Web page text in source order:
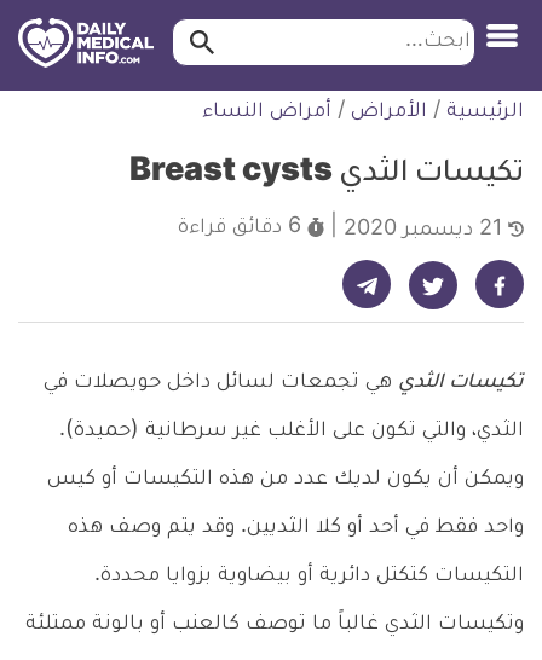
التخطي
للمحتوى
ابحث ابحث…
الرئيسية / الأمراض / أمراض النساء
تكيسات الثدي Breast cysts
6 دقائق قراءة
شارك على فيسبوك - ديلي ميديكال انفو شارك على تويتر - ديلي ميديكال انفو شارك على تيليجرام - ديلي ميديكال انفو
تكيسات الثدي هي تجمعات لسائل داخل حويصلات في
الثدي، والتي تكون على الأغلب غير سرطانية (حميدة).
ويمكن أن يكون لديك عدد من هذه التكيسات أو كيس
واحد فقط في أحد أو كلا الثديين. وقد يتم وصف هذه
التكيسات كتكتل دائرية أو بيضاوية بزوايا محددة.
وتكيسات الثدي غالباً ما توصف كالعنب أو بالونة ممتلئة